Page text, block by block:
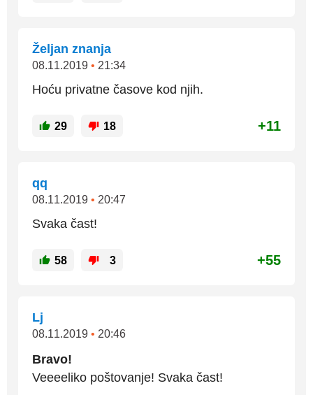
Željan znanja
08.11.2019 • 21:34
Hoću privatne časove kod njih.
29 18 +11
qq
08.11.2019 • 20:47
Svaka čast!
58 3 +55
Lj
08.11.2019 • 20:46
Bravo!
Veeeeliko poštovanje! Svaka čast!